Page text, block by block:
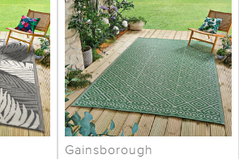
Gainsborough